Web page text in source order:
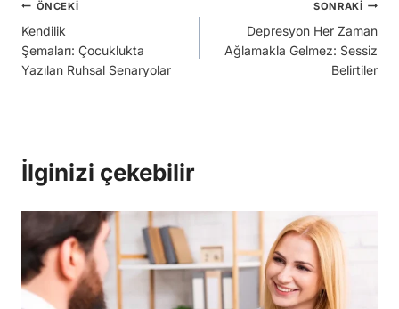
Yazı
gezinmesi
ÖNCEKI
Kendilik
Şemaları: Çocuklukta
Yazılan Ruhsal Senaryolar
SONRAKI
Depresyon Her Zaman
Ağlamakla Gelmez: Sessiz
Belirtiler
İlginizi çekebilir